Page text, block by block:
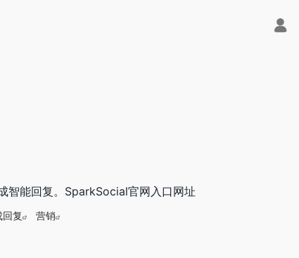
智能回复。SparkSocial官网入口网址
回复 营销